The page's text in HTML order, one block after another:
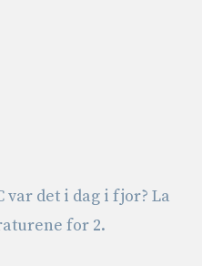
var det i dag i fjor? La
for 2.